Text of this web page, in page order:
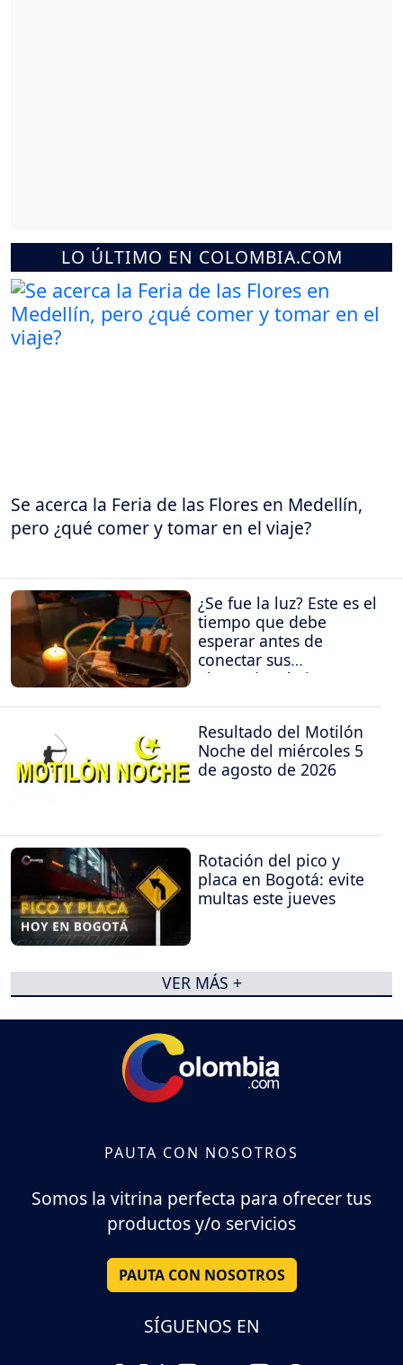
LO ÚLTIMO EN COLOMBIA.COM
Se acerca la Feria de las Flores en Medellín,
pero ¿qué comer y tomar en el viaje?
¿Se fue la luz? Este es el
tiempo que debe
esperar antes de
conectar sus
electrodomésticos
Resultado del Motilón
Noche del miércoles 5
de agosto de 2026
Rotación del pico y
placa en Bogotá: evite
multas este jueves
VER MÁS +
PAUTA CON NOSOTROS
Somos la vitrina perfecta para ofrecer tus
productos y/o servicios
PAUTA CON NOSOTROS
SÍGUENOS EN